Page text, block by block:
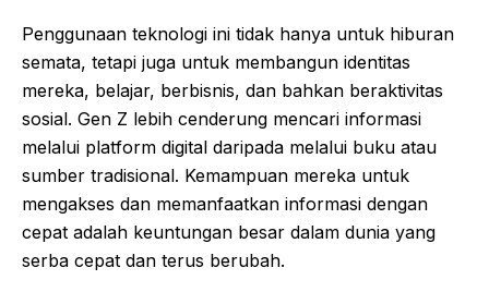
Penggunaan teknologi ini tidak hanya untuk hiburan
semata, tetapi juga untuk membangun identitas
mereka, belajar, berbisnis, dan bahkan beraktivitas
sosial. Gen Z lebih cenderung mencari informasi
melalui platform digital daripada melalui buku atau
sumber tradisional. Kemampuan mereka untuk
mengakses dan memanfaatkan informasi dengan
cepat adalah keuntungan besar dalam dunia yang
serba cepat dan terus berubah.